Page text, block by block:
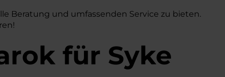
Beratung und umfassenden Service zu bieten.
für Syke